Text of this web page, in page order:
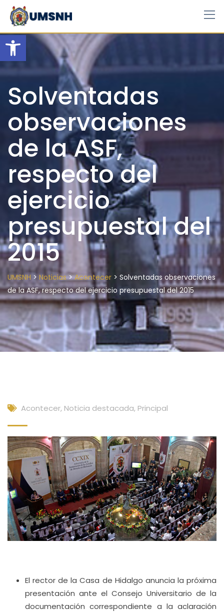
Open toolbar
Skip
content
Solventadas
observaciones
de la ASF,
respecto del
ejercicio
presupuestal del
2015
UMSNH > Noticias>Acontecer > Solventadas observaciones
de la ASF, respecto del ejercicio presupuestal del 2015
Acontecer, Noticia destacada, Principal
El rector de la Casa de Hidalgo anuncia la próxima
presentación ante el Consejo Universitario de la
documentación correspondiente a la aclaración